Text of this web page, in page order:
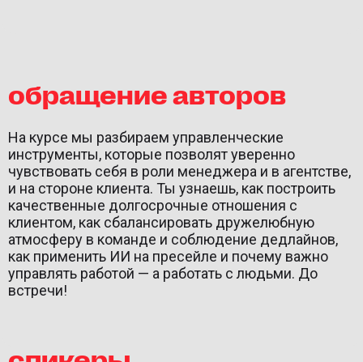
обращение авторов
На курсе мы разбираем управленческие
инструменты, которые позволят уверенно
чувствовать себя в роли менеджера и в агентстве,
и на стороне клиента. Ты узнаешь, как построить
качественные долгосрочные отношения с
клиентом, как сбалансировать дружелюбную
атмосферу в команде и соблюдение дедлайнов,
как применить ИИ на пресейле и почему важно
управлять работой — а работать с людьми. До
встречи!